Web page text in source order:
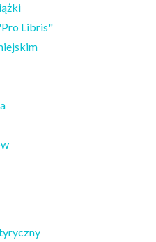
Libris"